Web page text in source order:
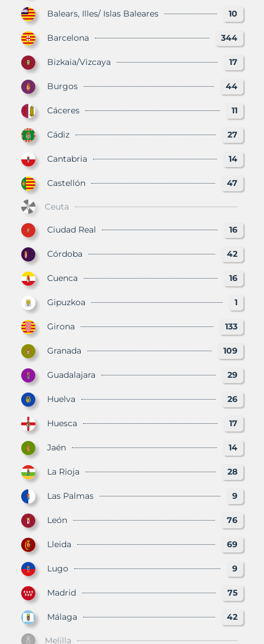
Balears, Illes/ Islas Baleares 10
Barcelona 344
Bizkaia/Vizcaya 17
Burgos 44
Cáceres 11
Cádiz 27
Cantabria 14
Castellón 47
Ceuta
Ciudad Real 16
Córdoba 42
Cuenca 16
Gipuzkoa 1
Girona 133
Granada 109
Guadalajara 29
Huelva 26
Huesca 17
Jaén 14
La Rioja 28
Las Palmas 9
León 76
Lleida 69
Lugo 9
Madrid 75
Málaga 42
Melilla